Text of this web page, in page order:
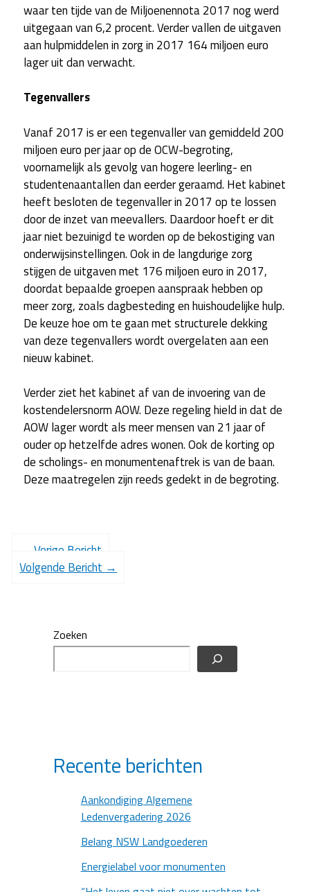
waar ten tijde van de Miljoenennota 2017 nog werd
uitgegaan van 6,2 procent. Verder vallen de uitgaven
aan hulpmiddelen in zorg in 2017 164 miljoen euro
lager uit dan verwacht.
Tegenvallers
Vanaf 2017 is er een tegenvaller van gemiddeld 200
miljoen euro per jaar op de OCW-begroting,
voornamelijk als gevolg van hogere leerling- en
studentenaantallen dan eerder geraamd. Het kabinet
heeft besloten de tegenvaller in 2017 op te lossen
door de inzet van meevallers. Daardoor hoeft er dit
jaar niet bezuinigd te worden op de bekostiging van
onderwijsinstellingen. Ook in de langdurige zorg
stijgen de uitgaven met 176 miljoen euro in 2017,
doordat bepaalde groepen aanspraak hebben op
meer zorg, zoals dagbesteding en huishoudelijke hulp.
De keuze hoe om te gaan met structurele dekking
van deze tegenvallers wordt overgelaten aan een
nieuw kabinet.
Verder ziet het kabinet af van de invoering van de
kostendelersnorm AOW. Deze regeling hield in dat de
AOW lager wordt als meer mensen van 21 jaar of
ouder op hetzelfde adres wonen. Ook de korting op
de scholings- en monumentenaftrek is van de baan.
Deze maatregelen zijn reeds gedekt in de begroting.
Vorige Bericht
Volgende Bericht →
Zoeken
Recente berichten
Aankondiging Algemene
Ledenvergadering 2026
Belang NSW Landgoederen
Energielabel voor monumenten